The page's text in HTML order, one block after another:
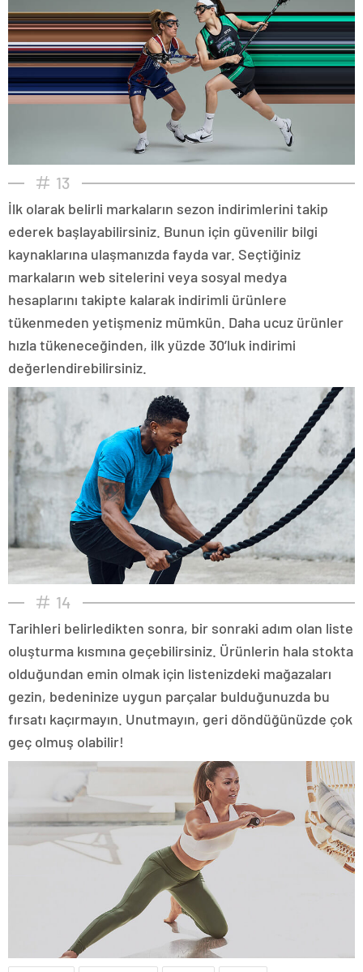
13
İlk olarak belirli markaların sezon indirimlerini takip
ederek başlayabilirsiniz. Bunun için güvenilir bilgi
kaynaklarına ulaşmanızda fayda var. Seçtiğiniz
markaların web sitelerini veya sosyal medya
hesaplarını takipte kalarak indirimli ürünlere
tükenmeden yetişmeniz mümkün. Daha ucuz ürünler
hızla tükeneceğinden, ilk yüzde 30’luk indirimi
değerlendirebilirsiniz.
14
Tarihleri belirledikten sonra, bir sonraki adım olan liste
oluşturma kısmına geçebilirsiniz. Ürünlerin hala stokta
olduğundan emin olmak için listenizdeki mağazaları
gezin, bedeninize uygun parçalar bulduğunuzda bu
fırsatı kaçırmayın. Unutmayın, geri döndüğünüzde çok
geç olmuş olabilir!